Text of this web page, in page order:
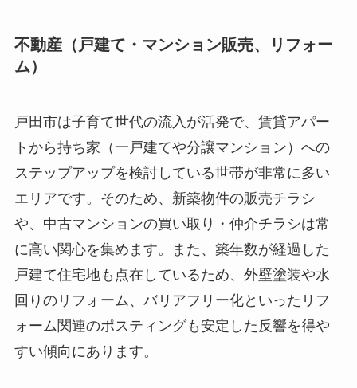
不動産（戸建て・マンション販売、リフォー
ム）
戸田市は子育て世代の流入が活発で、賃貸アパー
トから持ち家（一戸建てや分譲マンション）への
ステップアップを検討している世帯が非常に多い
エリアです。そのため、新築物件の販売チラシ
や、中古マンションの買い取り・仲介チラシは常
に高い関心を集めます。また、築年数が経過した
戸建て住宅地も点在しているため、外壁塗装や水
回りのリフォーム、バリアフリー化といったリフ
ォーム関連のポスティングも安定した反響を得や
すい傾向にあります。